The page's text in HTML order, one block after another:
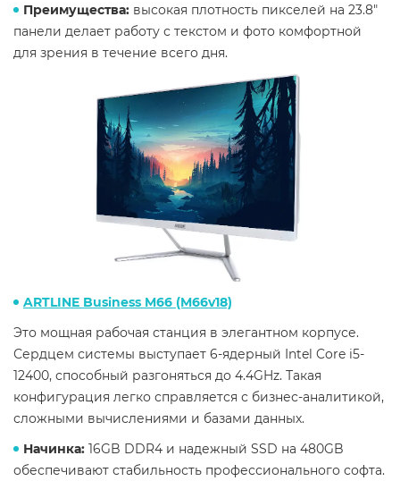
Преимущества: высокая плотность пикселей на 23.8"
панели делает работу с текстом и фото комфортной
для зрения в течение всего дня.
ARTLINE Business M66 (M66v18)
Это мощная рабочая станция в элегантном корпусе.
Сердцем системы выступает 6-ядерный Intel Core i5-
12400, способный разгоняться до 4.4GHz. Такая
конфигурация легко справляется с бизнес-аналитикой,
сложными вычислениями и базами данных.
Начинка: 16GB DDR4 и надежный SSD на 480GB
обеспечивают стабильность профессионального софта.